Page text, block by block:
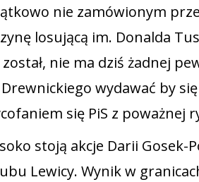
nie zamówionym
losującą im. Donalda
nie ma dziś żadnej
wydawać by się
się PiS z poważnej
stoją akcje Darii Gosek-
Lewicy. Wynik w